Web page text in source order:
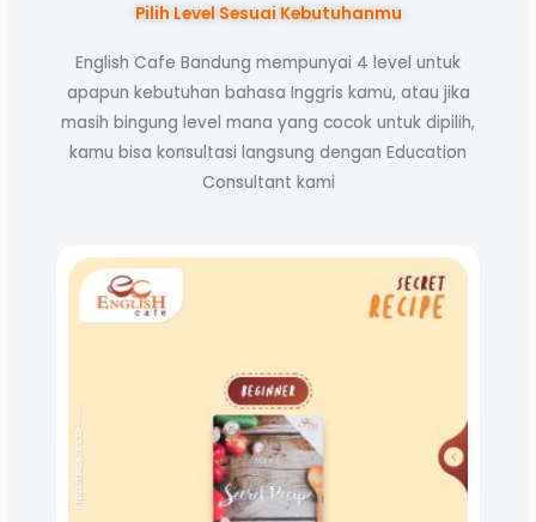
Pilih Level Sesuai Kebutuhanmu
English Cafe Bandung mempunyai 4 level untuk
apapun kebutuhan bahasa Inggris kamu, atau jika
masih bingung level mana yang cocok untuk dipilih,
kamu bisa konsultasi langsung dengan Education
Consultant kami